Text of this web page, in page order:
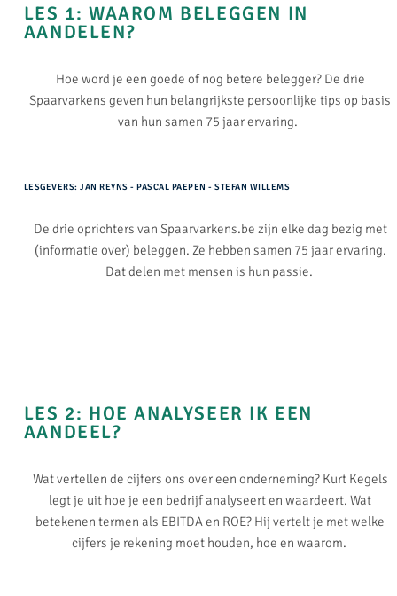
LES 1: WAAROM BELEGGEN IN
AANDELEN?
Hoe word je een goede of nog betere belegger? De drie
Spaarvarkens geven hun belangrijkste persoonlijke tips op basis
van hun samen 75 jaar ervaring.
LESGEVERS: JAN REYNS - PASCAL PAEPEN - STEFAN WILLEMS
De drie oprichters van Spaarvarkens.be zijn elke dag bezig met
(informatie over) beleggen. Ze hebben samen 75 jaar ervaring.
Dat delen met mensen is hun passie.
LES 2: HOE ANALYSEER IK EEN
AANDEEL?
Wat vertellen de cijfers ons over een onderneming? Kurt Kegels
legt je uit hoe je een bedrijf analyseert en waardeert. Wat
betekenen termen als EBITDA en ROE? Hij vertelt je met welke
cijfers je rekening moet houden, hoe en waarom.